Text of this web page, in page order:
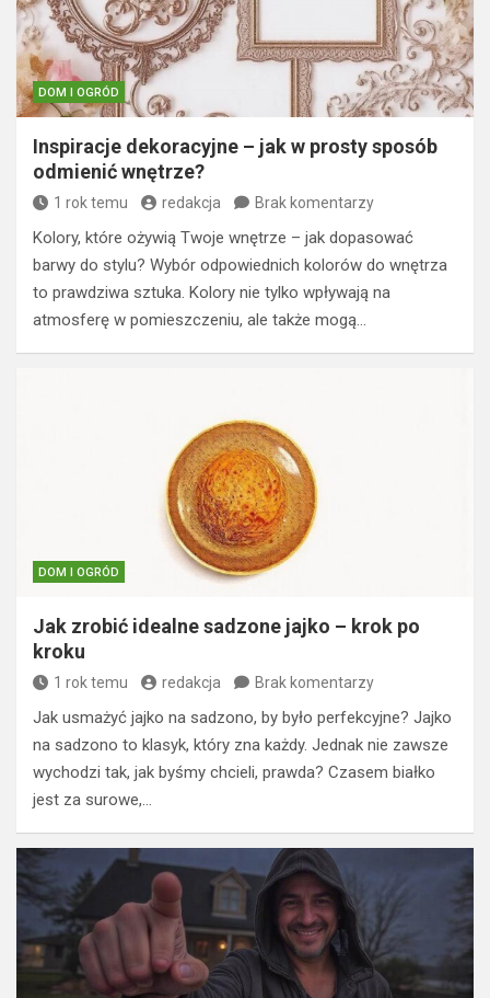
DOM I OGRÓD
Inspiracje dekoracyjne – jak w prosty sposób
odmienić wnętrze?
1 rok temu redakcja Brak komentarzy
Kolory, które ożywią Twoje wnętrze – jak dopasować
barwy do stylu? Wybór odpowiednich kolorów do wnętrza
to prawdziwa sztuka. Kolory nie tylko wpływają na
atmosferę w pomieszczeniu, ale także mogą…
DOM I OGRÓD
Jak zrobić idealne sadzone jajko – krok po
kroku
1 rok temu redakcja Brak komentarzy
Jak usmażyć jajko na sadzono, by było perfekcyjne? Jajko
na sadzono to klasyk, który zna każdy. Jednak nie zawsze
wychodzi tak, jak byśmy chcieli, prawda? Czasem białko
jest za surowe,…